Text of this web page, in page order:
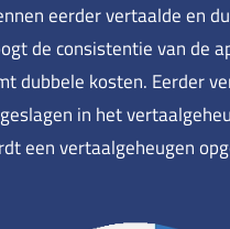
eerder vertaalde en
de consistentie van de
dubbele kosten. Eerder
in het
een vertaalgeheugen